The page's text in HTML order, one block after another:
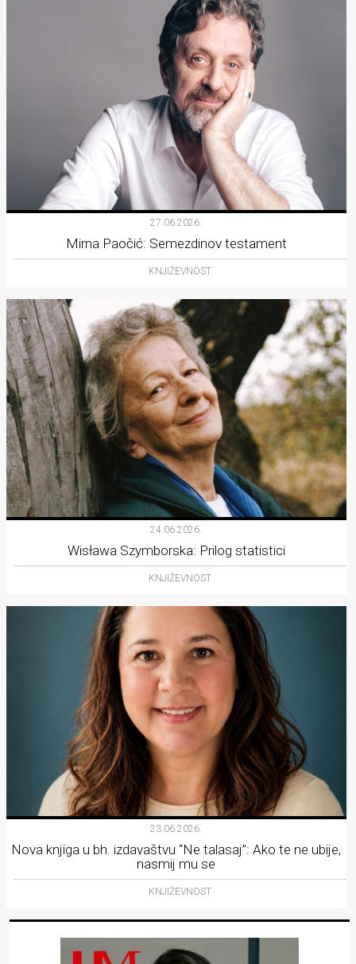
27.06.2026.
Mirna Paočić: Semezdinov testament
KNJIŽEVNOST
24.06.2026.
Wisława Szymborska: Prilog statistici
KNJIŽEVNOST
23.06.2026.
Nova knjiga u bh. izdavaštvu “Ne talasaj”: Ako te ne ubije,
nasmij mu se
KNJIŽEVNOST